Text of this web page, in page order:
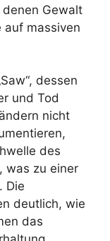
Gewalt
auf massiven
dessen
und Tod
nicht
des
was zu einer
Die
deutlich, wie
das